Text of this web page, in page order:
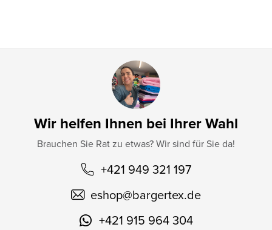
Wir helfen Ihnen bei Ihrer Wahl
Brauchen Sie Rat zu etwas? Wir sind für Sie da!
+421 949 321 197
eshop@bargertex.de
+421 915 964 304